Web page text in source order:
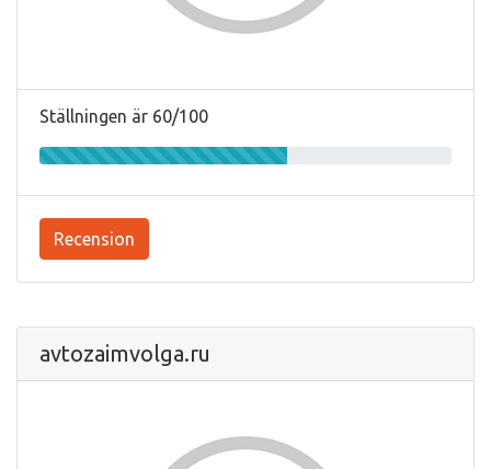
Ställningen är 60/100
Recension
avtozaimvolga.ru